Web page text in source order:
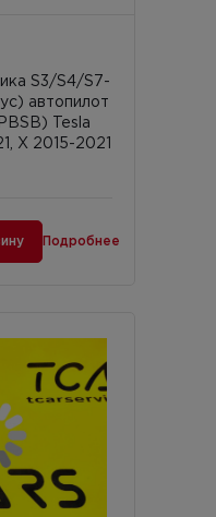
S3/S4/S7-
автопилот
Tesla
X 2015-2021
Подробнее